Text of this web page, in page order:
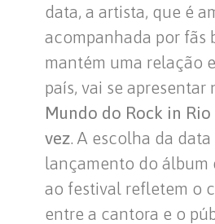
data, a artista, que é
acompanhada por fãs
mantém uma relação
país, vai se apresentar
Mundo do Rock in
vez . A escolha da
lançamento do álbum
ao festival refletem o
entre a cantora e o